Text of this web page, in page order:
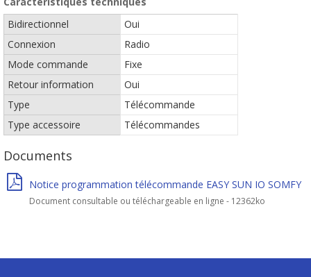
Bidirectionnel
Oui
Connexion
Radio
Mode commande
Fixe
Retour information
Oui
Type
Télécommande
Type accessoire
Télécommandes
Documents
Notice programmation télécommande EASY SUN IO SOMFY
Document consultable ou téléchargeable en ligne - 12362ko